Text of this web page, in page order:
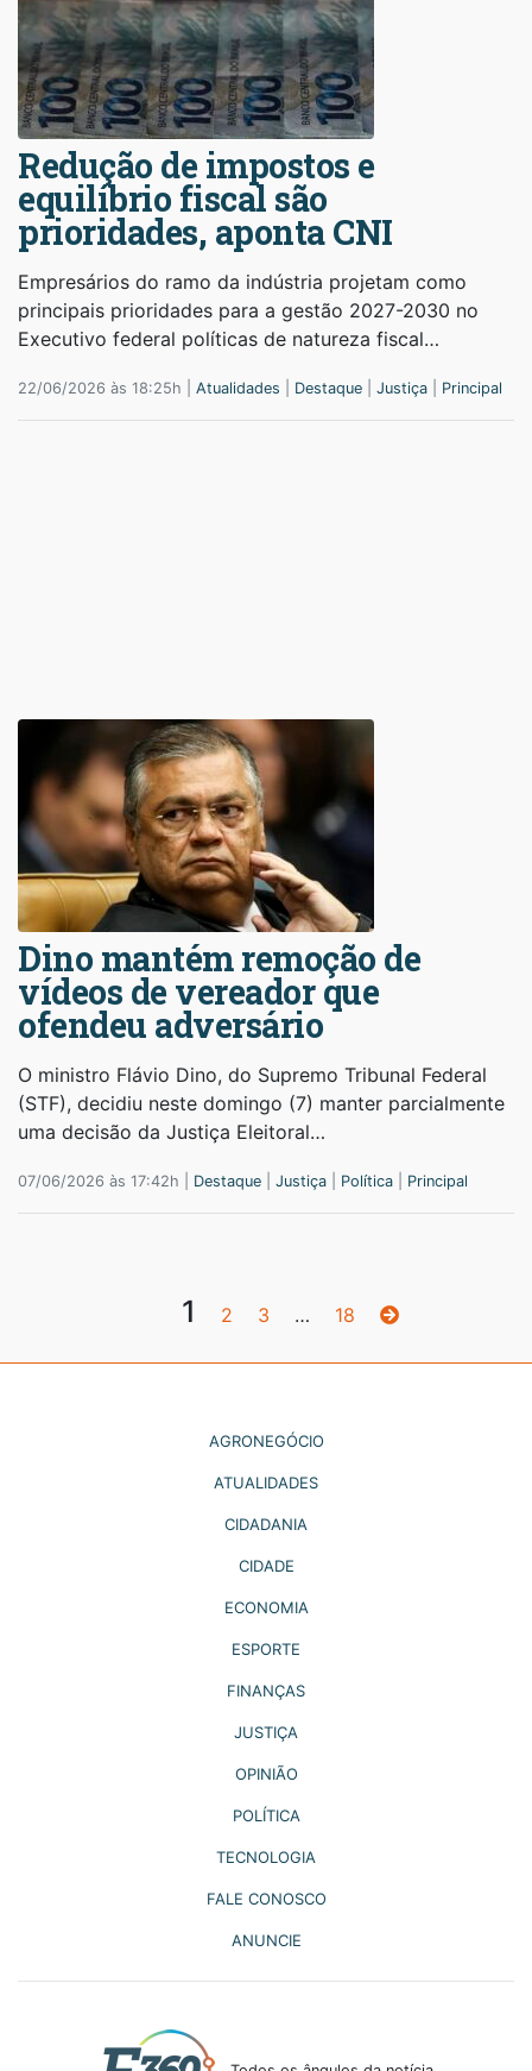
Redução de impostos e
equilíbrio fiscal são
prioridades, aponta CNI
Empresários do ramo da indústria projetam como
principais prioridades para a gestão 2027-2030 no
Executivo federal políticas de natureza fiscal…
22/06/2026 às 18:25h | Atualidades Destaque Justiça Principal
Dino mantém remoção de
vídeos de vereador que
ofendeu adversário
O ministro Flávio Dino, do Supremo Tribunal Federal
(STF), decidiu neste domingo (7) manter parcialmente
uma decisão da Justiça Eleitoral…
07/06/2026 às 17:42h | Destaque Justiça Política Principal
1 2 3 … 18
AGRONEGÓCIO
ATUALIDADES
CIDADANIA
CIDADE
ECONOMIA
ESPORTE
FINANÇAS
JUSTIÇA
OPINIÃO
POLÍTICA
TECNOLOGIA
FALE CONOSCO
ANUNCIE